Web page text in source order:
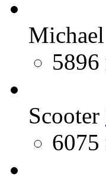
5896
Scooter
6075